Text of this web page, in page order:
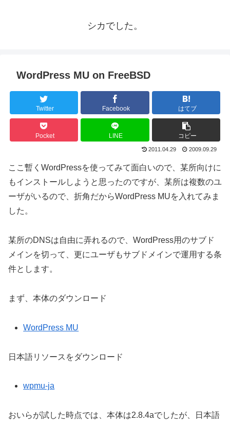
シカでした。
WordPress MU on FreeBSD
Twitter Facebook はてブ
Pocket LINE コピー
2011.04.29 2009.09.29
ここ暫くWordPressを使ってみて面白いので、某所向けに
もインストールしようと思ったのですが、某所は複数のユ
ーザがいるので、折角だからWordPress MUを入れてみま
した。
某所のDNSは自由に弄れるので、WordPress用のサブド
メインを切って、更にユーザもサブドメインで運用する条
件とします。
まず、本体のダウンロード
WordPress MU
日本語リソースをダウンロード
wpmu-ja
おいらが試した時点では、本体は2.8.4aでしたが、日本語